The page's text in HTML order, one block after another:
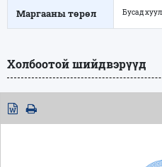
Маргааны төрөл Бусад
Холбоотой шийдвэрүүд